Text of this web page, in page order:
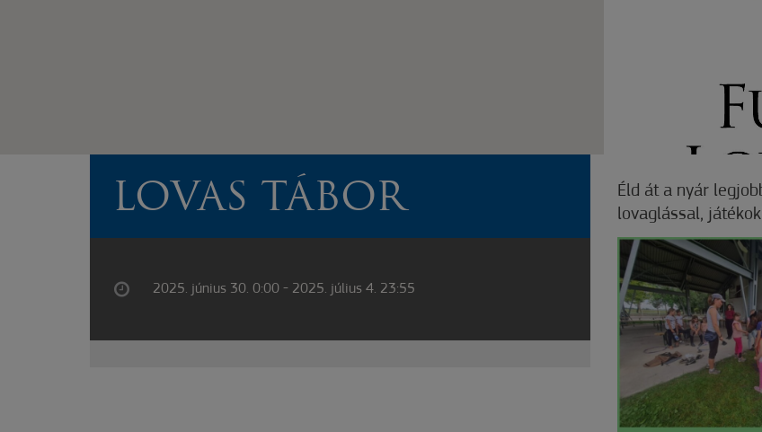
LOVAS TÁBOR
2025. június 30. 0:00 - 2025. július 4. 23:55
Éld át a nyár
lovaglással,